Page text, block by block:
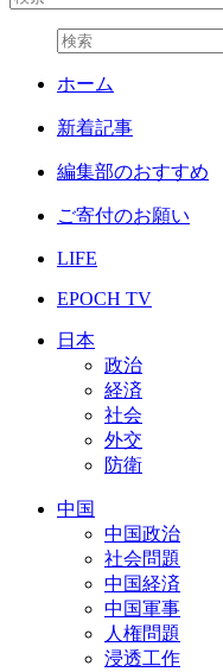
ホーム
新着記事
編集部のおすすめ
ご寄付のお願い
LIFE
EPOCH TV
日本
政治
経済
社会
外交
防衛
中国
中国政治
社会問題
中国経済
中国軍事
人権問題
浸透工作